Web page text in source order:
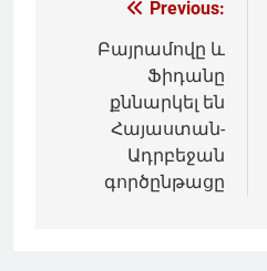
Գրառումների
նավարկումը
Previous:
Բայրամովը և
Ֆիդանը
քննարկել են
Հայաստան-
Ադրբեջան
գործընթացը